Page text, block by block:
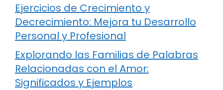
Ejercicios de Crecimiento y
Decrecimiento: Mejora tu Desarrollo
Personal y Profesional
Explorando las Familias de Palabras
Relacionadas con el Amor:
Significados y Ejemplos